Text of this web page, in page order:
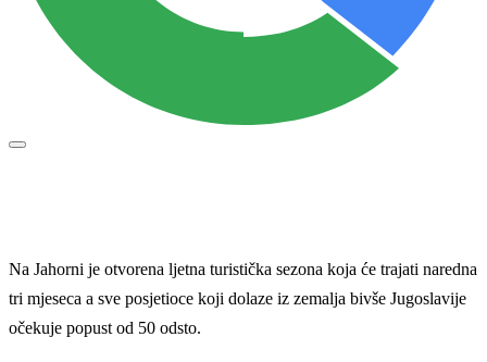
Na Jahorni je otvorena ljetna turistička sezona koja će trajati naredna
tri mjeseca a sve posjetioce koji dolaze iz zemalja bivše Jugoslavije
očekuje popust od 50 odsto.